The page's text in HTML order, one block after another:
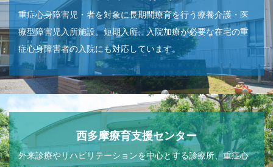
重症心身障害児・者を対象に長期間療育を行う療養介護・医
療型障害児入所施設。短期入所、入院加療が必要な在宅の重
症心身障害者の入院にも対応しています。
西多摩療育支援センター
外来診療やリハビリテーションを中心とする診療所、重症心